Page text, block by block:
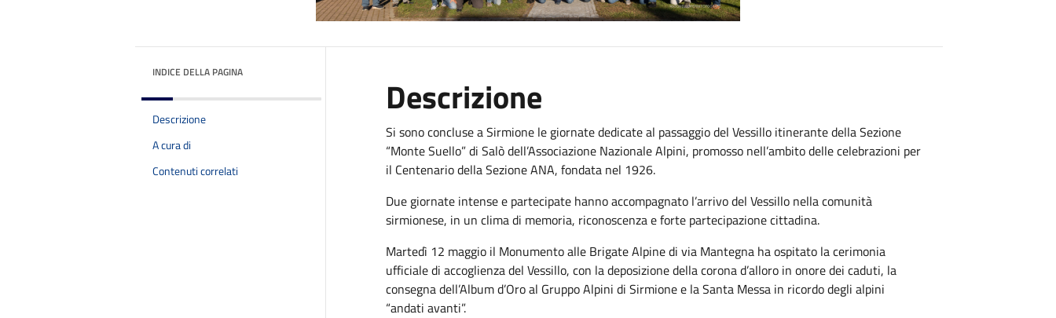
INDICE DELLA PAGINA
Descrizione
A cura di
Contenuti correlati
Descrizione
Si sono concluse a Sirmione le giornate dedicate al passaggio del Vessillo itinerante della Sezione
“Monte Suello” di Salò dell’Associazione Nazionale Alpini, promosso nell’ambito delle celebrazioni per
il Centenario della Sezione ANA, fondata nel 1926.
Due giornate intense e partecipate hanno accompagnato l’arrivo del Vessillo nella comunità
sirmionese, in un clima di memoria, riconoscenza e forte partecipazione cittadina.
Martedì 12 maggio il Monumento alle Brigate Alpine di via Mantegna ha ospitato la cerimonia
ufficiale di accoglienza del Vessillo, con la deposizione della corona d’alloro in onore dei caduti, la
consegna dell’Album d’Oro al Gruppo Alpini di Sirmione e la Santa Messa in ricordo degli alpini
“andati avanti”.